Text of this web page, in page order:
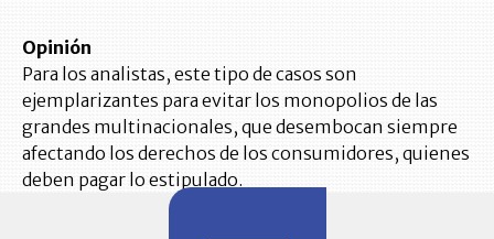
Opinión
Para los analistas, este tipo de casos son
ejemplarizantes para evitar los monopolios de las
grandes multinacionales, que desembocan siempre
afectando los derechos de los consumidores, quienes
deben pagar lo estipulado.